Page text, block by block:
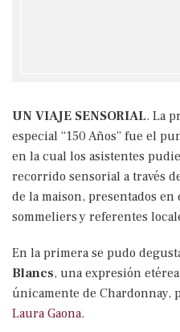
UN VIAJE SENSORIAL. La
especial “150 Años” fue el
en la cual los asistentes
recorrido sensorial a través
de la maison, presentados en
sommeliers y referentes
En la primera se pudo
Blancs, una expresión
únicamente de Chardonnay,
Laura Gaona.